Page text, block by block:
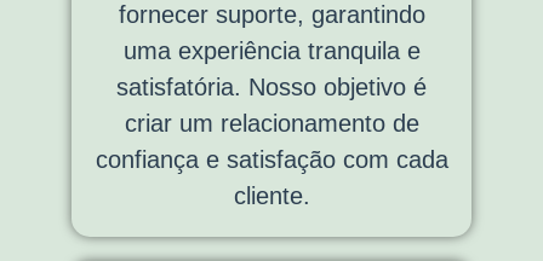
fornecer suporte, garantindo
uma experiência tranquila e
satisfatória. Nosso objetivo é
criar um relacionamento de
confiança e satisfação com cada
cliente.